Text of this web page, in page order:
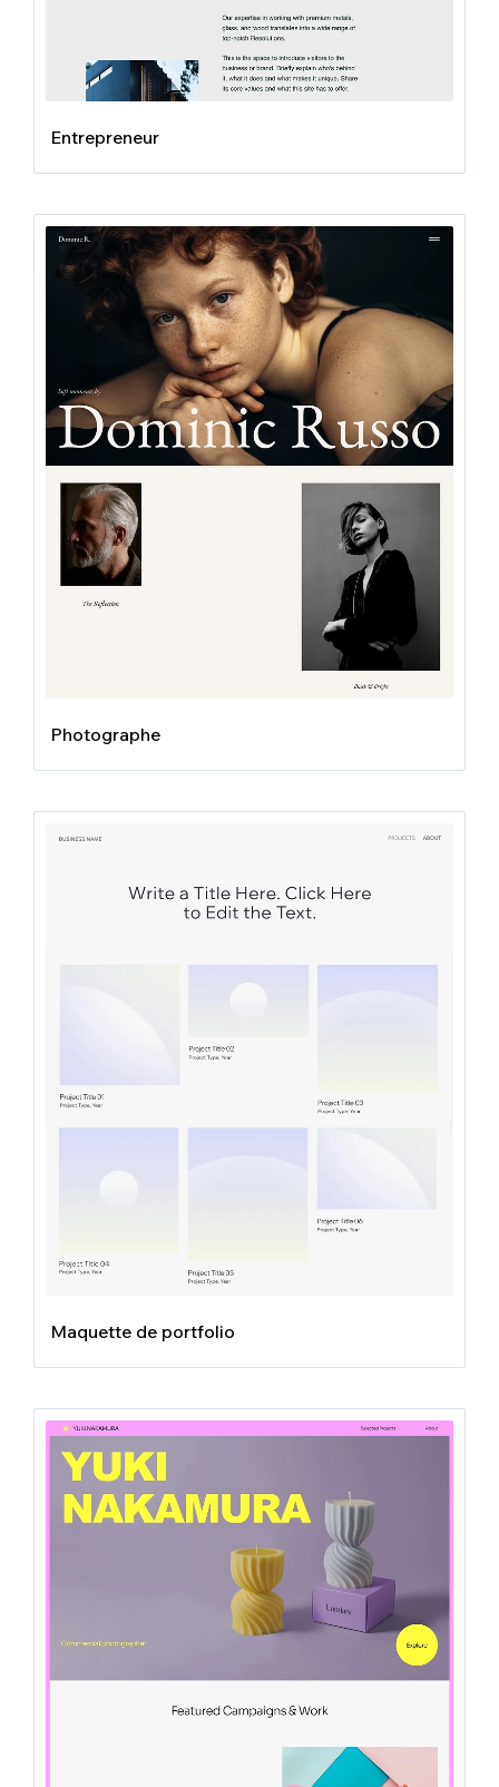
Entrepreneur
Photographe
Maquette de portfolio